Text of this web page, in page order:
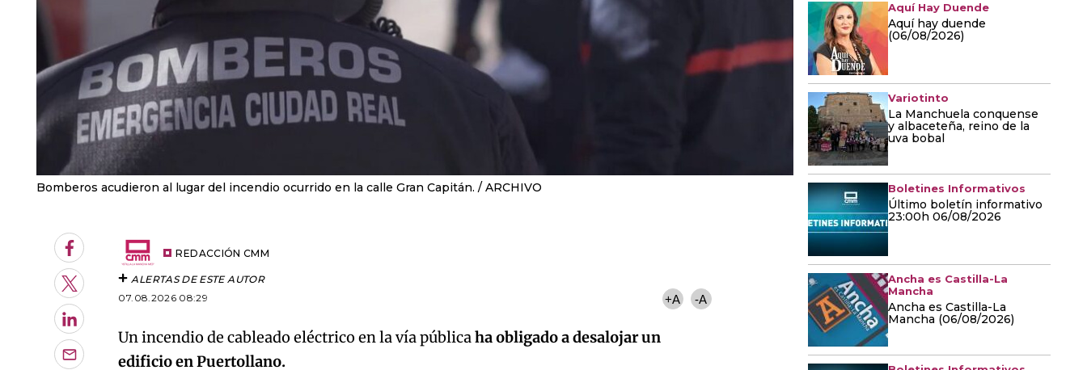
Bomberos acudieron al lugar del incendio ocurrido en la calle Gran Capitán. ARCHIVO
Facebook
Twitter
LinkedIn
Enviar
REDACCIÓN CMM
ALERTAS DE ESTE AUTOR
07.08.2026 08:29
+A -A
Un incendio de cableado eléctrico en la vía públicaha obligado a desalojar un
edificio en Puertollano.
Aquí Hay Duende
Aquí hay duende
(06/08/2026)
Variotinto
La Manchuela conquense
y albaceteña, reino de la
uva bobal
Boletines Informativos
Último boletín informativo
23:00h 06/08/2026
Ancha es Castilla-La
Mancha
Ancha es Castilla-La
Mancha (06/08/2026)